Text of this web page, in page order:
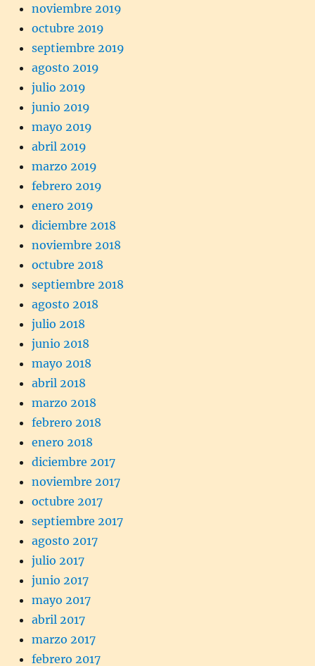
noviembre 2019
octubre 2019
septiembre 2019
agosto 2019
julio 2019
junio 2019
mayo 2019
abril 2019
marzo 2019
febrero 2019
enero 2019
diciembre 2018
noviembre 2018
octubre 2018
septiembre 2018
agosto 2018
julio 2018
junio 2018
mayo 2018
abril 2018
marzo 2018
febrero 2018
enero 2018
diciembre 2017
noviembre 2017
octubre 2017
septiembre 2017
agosto 2017
julio 2017
junio 2017
mayo 2017
abril 2017
marzo 2017
febrero 2017